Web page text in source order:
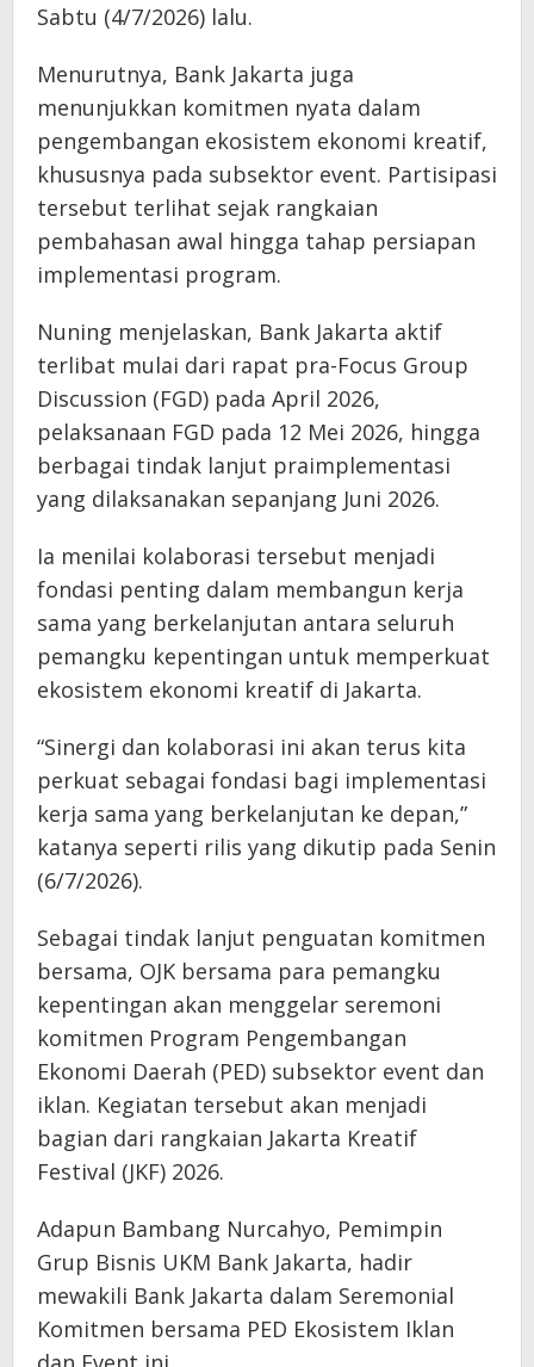
Sabtu (4/7/2026) lalu.
Menurutnya, Bank Jakarta juga
menunjukkan komitmen nyata dalam
pengembangan ekosistem ekonomi kreatif,
khususnya pada subsektor event. Partisipasi
tersebut terlihat sejak rangkaian
pembahasan awal hingga tahap persiapan
implementasi program.
Nuning menjelaskan, Bank Jakarta aktif
terlibat mulai dari rapat pra-Focus Group
Discussion (FGD) pada April 2026,
pelaksanaan FGD pada 12 Mei 2026, hingga
berbagai tindak lanjut praimplementasi
yang dilaksanakan sepanjang Juni 2026.
Ia menilai kolaborasi tersebut menjadi
fondasi penting dalam membangun kerja
sama yang berkelanjutan antara seluruh
pemangku kepentingan untuk memperkuat
ekosistem ekonomi kreatif di Jakarta.
“Sinergi dan kolaborasi ini akan terus kita
perkuat sebagai fondasi bagi implementasi
kerja sama yang berkelanjutan ke depan,”
katanya seperti rilis yang dikutip pada Senin
(6/7/2026).
Sebagai tindak lanjut penguatan komitmen
bersama, OJK bersama para pemangku
kepentingan akan menggelar seremoni
komitmen Program Pengembangan
Ekonomi Daerah (PED) subsektor event dan
iklan. Kegiatan tersebut akan menjadi
bagian dari rangkaian Jakarta Kreatif
Festival (JKF) 2026.
Adapun Bambang Nurcahyo, Pemimpin
Grup Bisnis UKM Bank Jakarta, hadir
mewakili Bank Jakarta dalam Seremonial
Komitmen bersama PED Ekosistem Iklan